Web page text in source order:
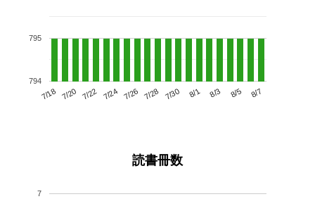
7/18 7/20 7/22 7/24 7/26 7/28 7/30 8/1 8/3 8/5 8/7
794
795
読書冊数
7